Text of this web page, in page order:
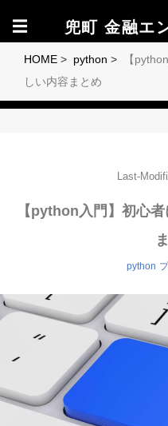
☰ 兜町 金融エ
HOME > python >
【
しい内容まとめ
Last-
【python入門】初心
python